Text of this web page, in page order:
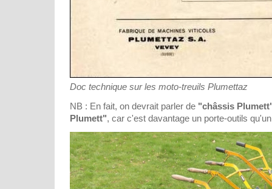
Doc technique sur les moto-treuils Plumettaz
NB : En fait, on devrait parler de "châssis
Plumett", car c'est davantage un porte-outils